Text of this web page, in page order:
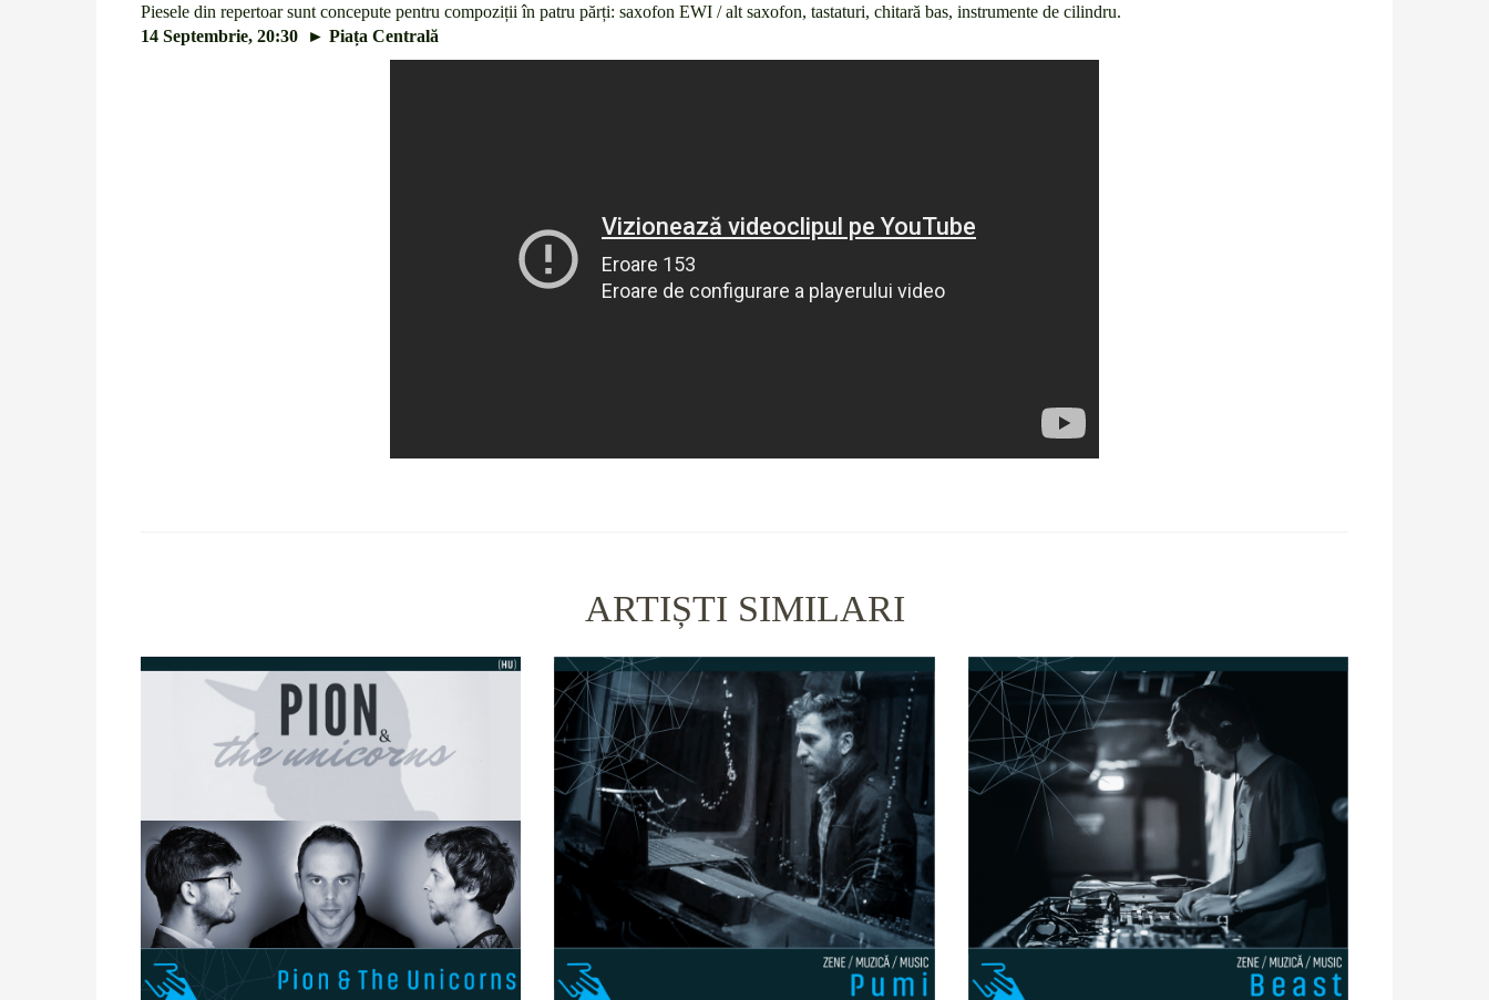
Piesele din repertoar sunt concepute pentru compoziții în patru părți: saxofon EWI / alt saxofon, tastaturi, chitară bas, instrumente de cilindru.
14 Septembrie, 20:30 ► Piața Centrală
ARTIȘTI SIMILARI